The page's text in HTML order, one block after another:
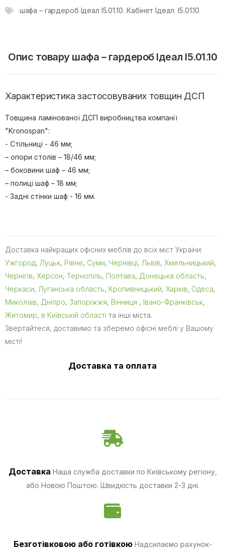
шафа – гардероб Ідеал I5.01.10 ,Кабінет Ідеал ,I5.01.10
Опис товару шафа – гардероб Ідеал I5.01.10
Характеристика застосовуваних товщин ДСП
Товщина ламінованої ДСП виробництва компанії
"Kronospan":
- Стільниці - 46 мм;
– опори столів – 18/46 мм;
– боковини шаф – 46 мм;
– полиці шаф – 18 мм;
- Задні стінки шаф - 16 мм.
Доставка найкращих офісних меблів до всіх міст України:
Ужгород, Луцьк, Рівне, Суми, Чернівці, Львів, Хмельницький,
Чернігів, Херсон, Тернопіль, Полтава, Донецька область,
Черкаси, Луганська область, Кропивницький, Харків, Одеса,
Миколаїв, Дніпро, Запоріжжя, Вінниця , Івано-Франківськ,
Житомир, в Київській області та інші міста.
Звертайтеся, доставимо та зберемо офісні меблі у Вашому
місті!
Доставка та оплата
Доставка Наша служба доставки по Київському регіону,
або Новою Поштою. Швидкість доставки 2-3 дні.
Безготівковою або готівкою Надсилаємо рахунок-